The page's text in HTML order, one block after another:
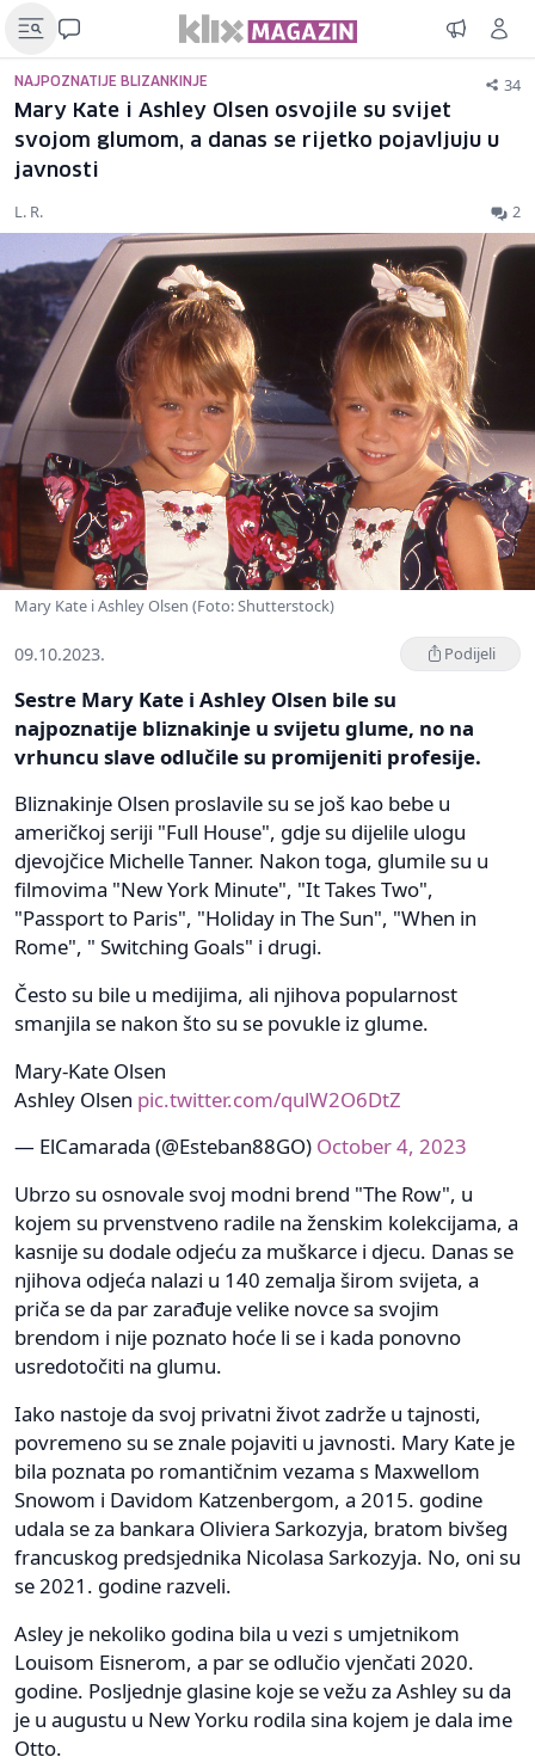
NAJPOZNATIJE BLIZANKINJE 34
Mary Kate i Ashley Olsen osvojile su svijet
svojom glumom, a danas se rijetko pojavljuju u
javnosti
L. R. 2
Mary Kate i Ashley Olsen (Foto: Shutterstock)
09.10.2023. Podijeli
Sestre Mary Kate i Ashley Olsen bile su
najpoznatije bliznakinje u svijetu glume, no na
vrhuncu slave odlučile su promijeniti profesije.
Bliznakinje Olsen proslavile su se još kao bebe u
američkoj seriji "Full House", gdje su dijelile ulogu
djevojčice Michelle Tanner. Nakon toga, glumile su u
filmovima "New York Minute", "It Takes Two",
"Passport to Paris", "Holiday in The Sun", "When in
Rome", " Switching Goals" i drugi.
Često su bile u medijima, ali njihova popularnost
smanjila se nakon što su se povukle iz glume.
Mary-Kate Olsen
Ashley Olsen pic.twitter.com/qulW2O6DtZ
— ElCamarada (@Esteban88GO) October 4, 2023
Ubrzo su osnovale svoj modni brend "The Row", u
kojem su prvenstveno radile na ženskim kolekcijama, a
kasnije su dodale odjeću za muškarce i djecu. Danas se
njihova odjeća nalazi u 140 zemalja širom svijeta, a
priča se da par zarađuje velike novce sa svojim
brendom i nije poznato hoće li se i kada ponovno
usredotočiti na glumu.
Iako nastoje da svoj privatni život zadrže u tajnosti,
povremeno su se znale pojaviti u javnosti. Mary Kate je
bila poznata po romantičnim vezama s Maxwellom
Snowom i Davidom Katzenbergom, a 2015. godine
udala se za bankara Oliviera Sarkozyja, bratom bivšeg
francuskog predsjednika Nicolasa Sarkozyja. No, oni su
se 2021. godine razveli.
Asley je nekoliko godina bila u vezi s umjetnikom
Louisom Eisnerom, a par se odlučio vjenčati 2020.
godine. Posljednje glasine koje se vežu za Ashley su da
je u augustu u New Yorku rodila sina kojem je dala ime
Otto.